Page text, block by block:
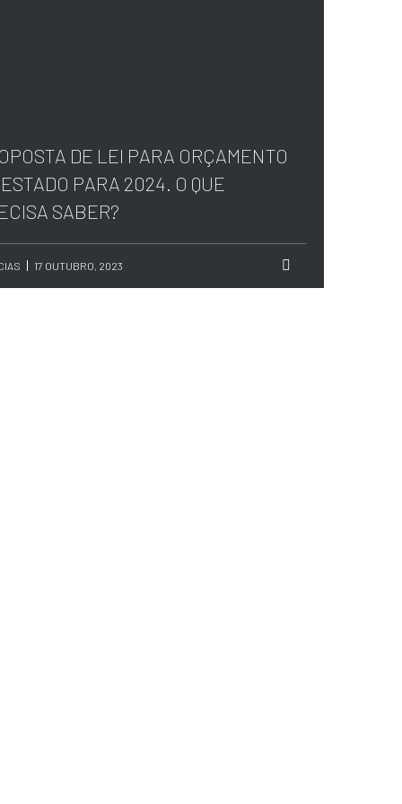
DE LEI PARA ORÇAMENTO
PARA 2024. O QUE
SABER?
17 OUTUBRO, 2023